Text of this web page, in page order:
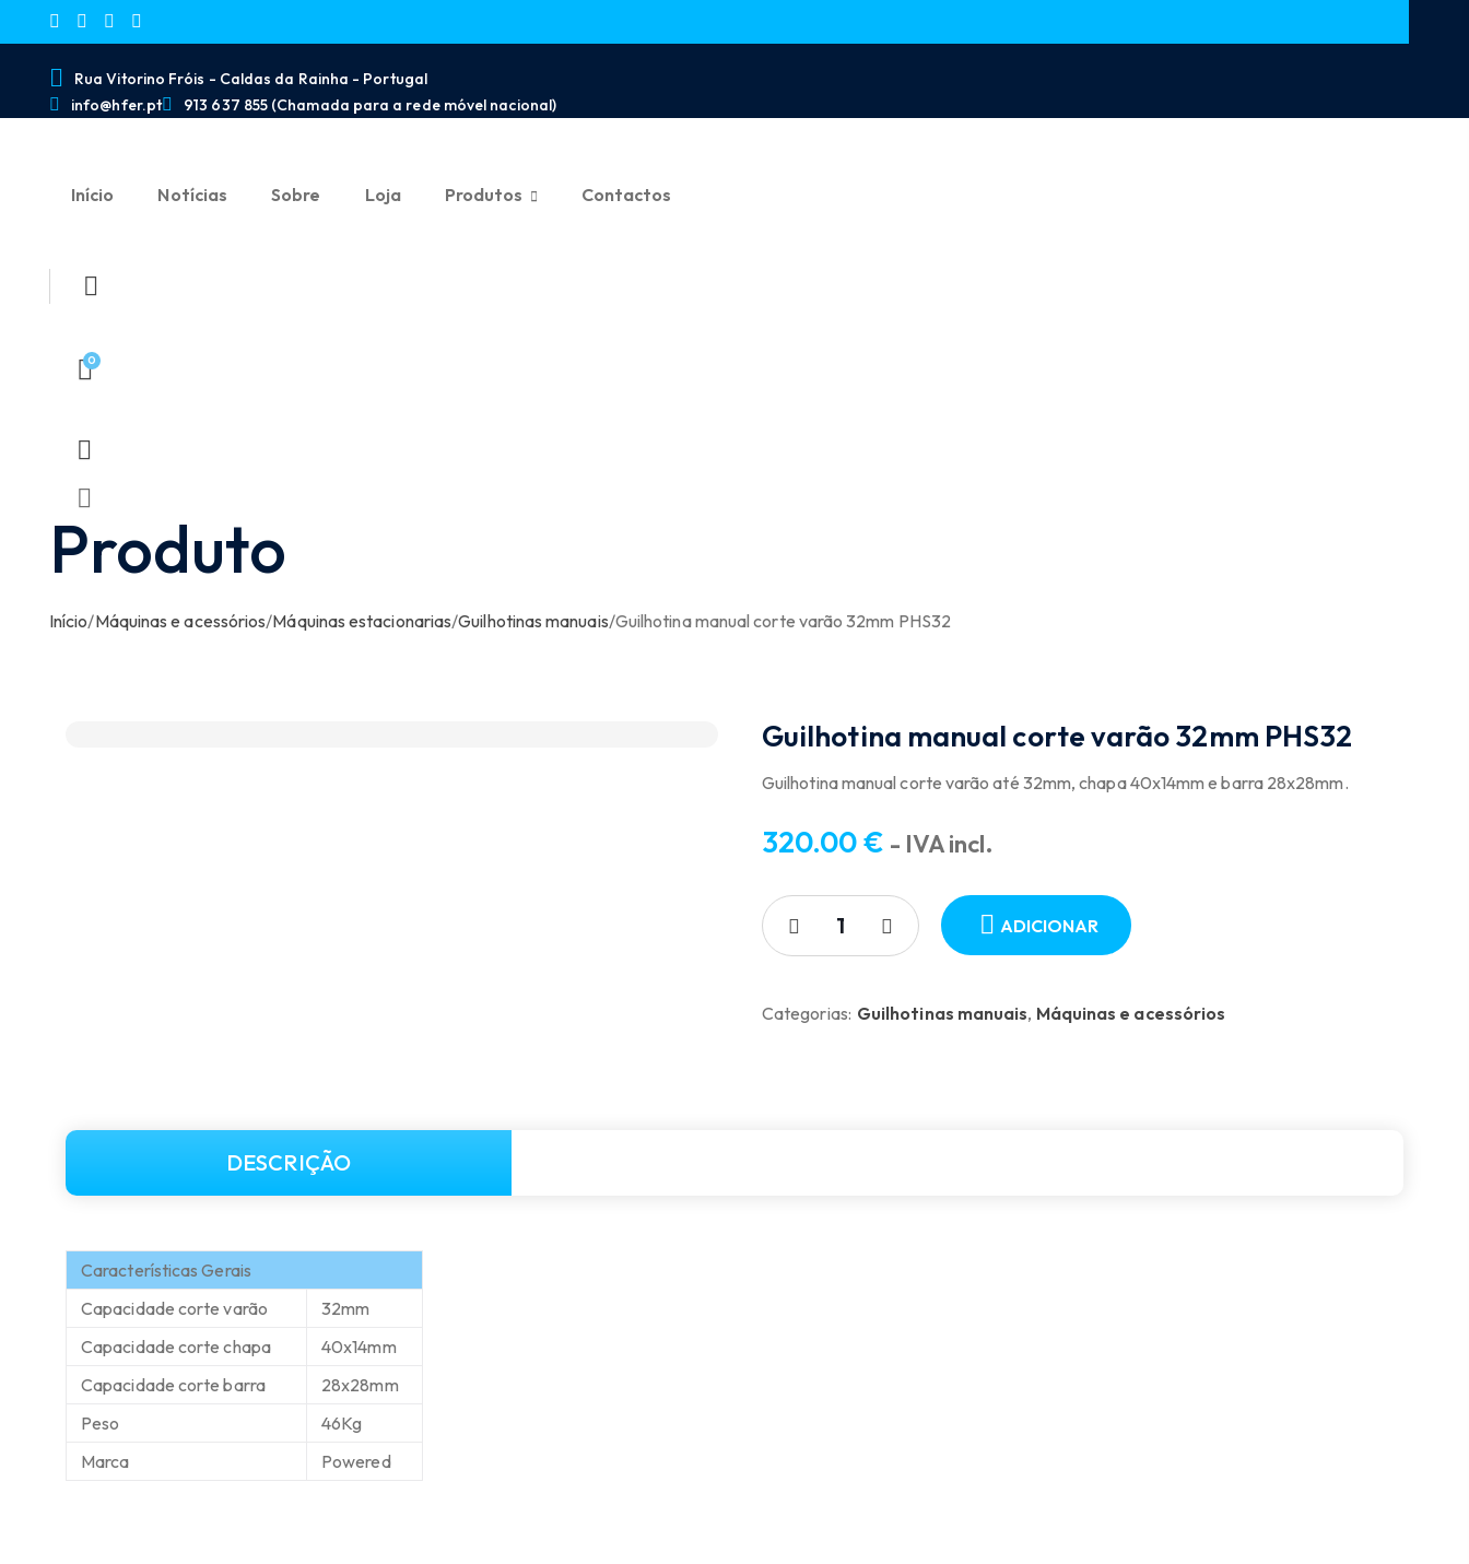
Rua Vitorino Fróis - Caldas da Rainha - Portugal
info@hfer.pt
913 637 855 (Chamada para a rede móvel nacional)
Início Notícias Sobre Loja Produtos Contactos
0
Produto
Início/Máquinas e acessórios/Máquinas estacionarias/Guilhotinas manuais/Guilhotina manual corte varão 32mm PHS32
Guilhotina manual corte varão 32mm PHS32
Guilhotina manual corte varão até 32mm, chapa 40x14mm e barra 28x28mm.
320.00€ - IVA incl.
ADICIONAR
Categorias: Guilhotinas manuais, Máquinas e acessórios
DESCRIÇÃO
Características Gerais
Capacidade corte varão
32mm
Capacidade corte chapa
40x14mm
Capacidade corte barra
28x28mm
Peso
46Kg
Marca
Powered